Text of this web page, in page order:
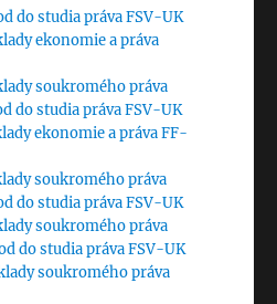
do studia práva FSV-UK
ekonomie a práva
soukromého práva
do studia práva FSV-UK
ekonomie a práva FF-
soukromého práva
do studia práva FSV-UK
soukromého práva
do studia práva FSV-UK
soukromého práva